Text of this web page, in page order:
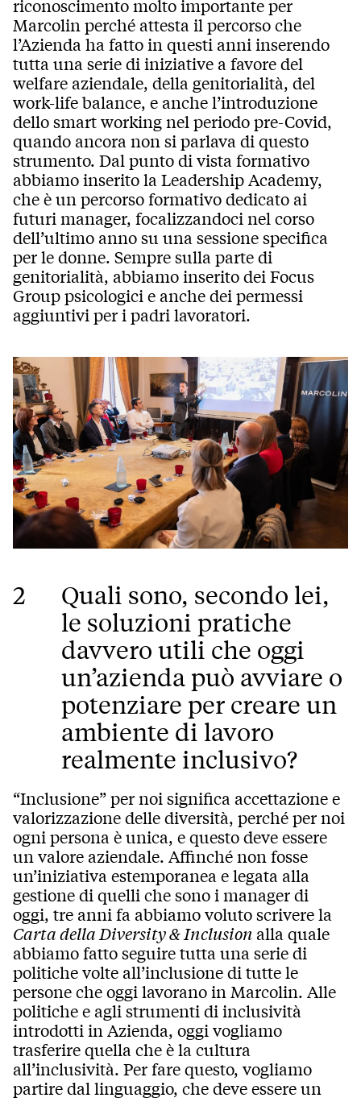
riconoscimento molto importante per
Marcolin perché attesta il percorso che
l’Azienda ha fatto in questi anni inserendo
tutta una serie di iniziative a favore del
welfare aziendale, della genitorialità, del
work-life balance, e anche l’introduzione
dello smart working nel periodo pre-Covid,
quando ancora non si parlava di questo
strumento. Dal punto di vista formativo
abbiamo inserito la Leadership Academy,
che è un percorso formativo dedicato ai
futuri manager, focalizzandoci nel corso
dell’ultimo anno su una sessione specifica
per le donne. Sempre sulla parte di
genitorialità, abbiamo inserito dei Focus
Group psicologici e anche dei permessi
aggiuntivi per i padri lavoratori.
2
Quali sono, secondo lei,
le soluzioni pratiche
davvero utili che oggi
un’azienda può avviare o
potenziare per creare un
ambiente di lavoro
realmente inclusivo?
“Inclusione” per noi significa accettazione e
valorizzazione delle diversità, perché per noi
ogni persona è unica, e questo deve essere
un valore aziendale. Affinché non fosse
un’iniziativa estemporanea e legata alla
gestione di quelli che sono i manager di
oggi, tre anni fa abbiamo voluto scrivere la
Carta della Diversity & Inclusion alla quale
abbiamo fatto seguire tutta una serie di
politiche volte all’inclusione di tutte le
persone che oggi lavorano in Marcolin. Alle
politiche e agli strumenti di inclusività
introdotti in Azienda, oggi vogliamo
trasferire quella che è la cultura
all’inclusività. Per fare questo, vogliamo
partire dal linguaggio, che deve essere un